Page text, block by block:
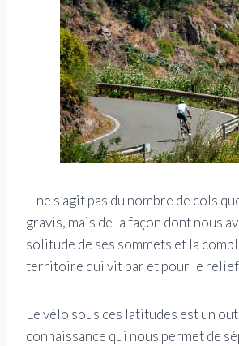
Il ne s’agit pas du nombre de cols
gravis, mais de la façon dont nous
solitude de ses sommets et la
territoire qui vit par et pour le
Le vélo sous ces latitudes est un
connaissance qui nous permet de